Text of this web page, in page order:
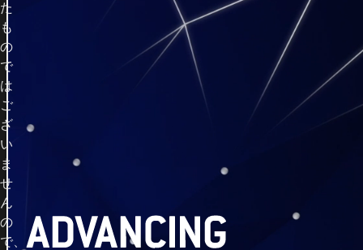
た
も
の
で
は
ご
ざ
い
ま
せ
ん
の
で、